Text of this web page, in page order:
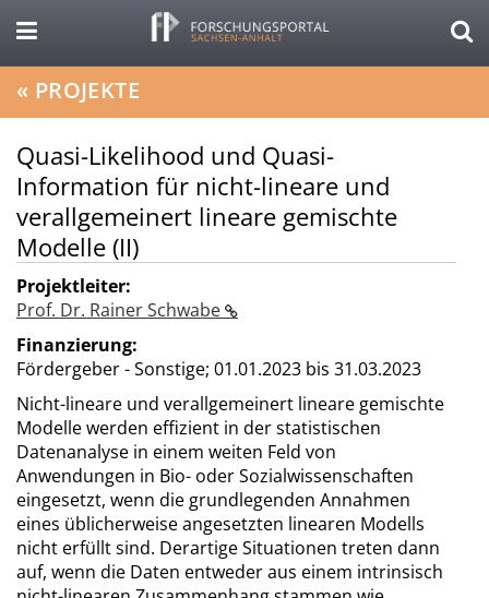
« PROJEKTE
Quasi-Likelihood und Quasi-
Information für nicht-lineare und
verallgemeinert lineare gemischte
Modelle (II)
Projektleiter:
Prof. Dr. Rainer Schwabe
Finanzierung:
Fördergeber - Sonstige; 01.01.2023 bis 31.03.2023
Nicht-lineare und verallgemeinert lineare gemischte
Modelle werden effizient in der statistischen
Datenanalyse in einem weiten Feld von
Anwendungen in Bio- oder Sozialwissenschaften
eingesetzt, wenn die grundlegenden Annahmen
eines üblicherweise angesetzten linearen Modells
nicht erfüllt sind. Derartige Situationen treten dann
auf, wenn die Daten entweder aus einem intrinsisch